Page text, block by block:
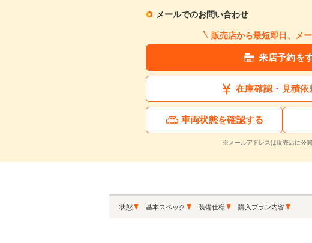
メールでのお問い合わせ
販売店から最短即日、メ
来店予約を
在庫確認・見積依
車両状態を確認する
※メールアドレスは販売店に公開
状態 基本スペック 装備仕様 購入プラン内容
万円
※シミュレーション結果は入力された条
※シミュレーションしたローン金利は参考
この中古車に関するお問い
CR-Xデ
支払総額
120.3